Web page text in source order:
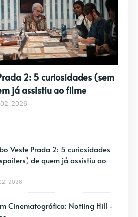
2: 5 curiosidades (sem
já assistiu ao filme
2026
Veste Prada 2: 5 curiosidades
de quem já assistiu ao
2026
Cinematográfica: Notting Hill -